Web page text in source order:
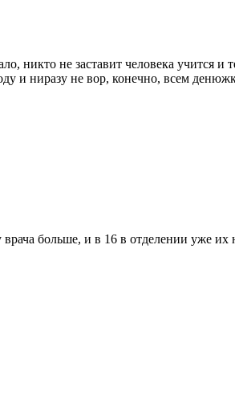
никто не заставит человека учится и
и ниразу не вор, конечно, всем
больше, и в 16 в отделении уже их